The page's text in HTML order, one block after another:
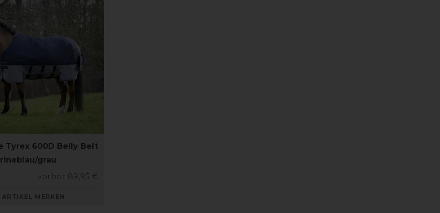
Tyrex 600D Belly Belt
grau
vorher 89,95 €
ARTIKEL MERKEN